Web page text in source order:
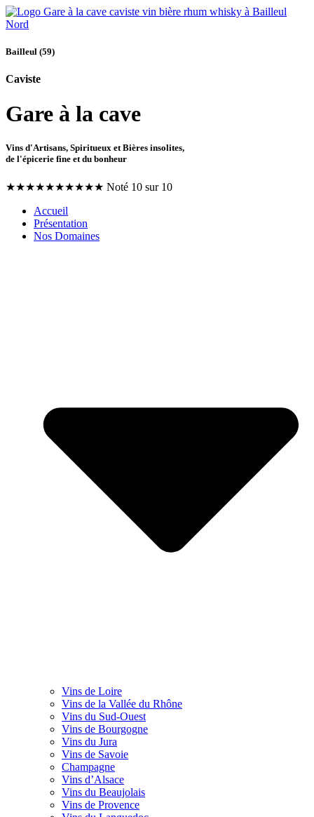
Bailleul (59)
Caviste
Gare à la cave
Vins d'Artisans, Spiritueux et Bières insolites,
de l'épicerie fine et du bonheur
★★★★★★★★★★ Noté 10 sur 10
Accueil
Présentation
Nos Domaines
Vins de Loire
Vins de la Vallée du Rhône
Vins du Sud-Ouest
Vins de Bourgogne
Vins du Jura
Vins de Savoie
Champagne
Vins d’Alsace
Vins du Beaujolais
Vins de Provence